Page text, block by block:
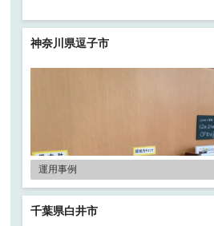
神奈川県逗子市
運用事例
千葉県白井市